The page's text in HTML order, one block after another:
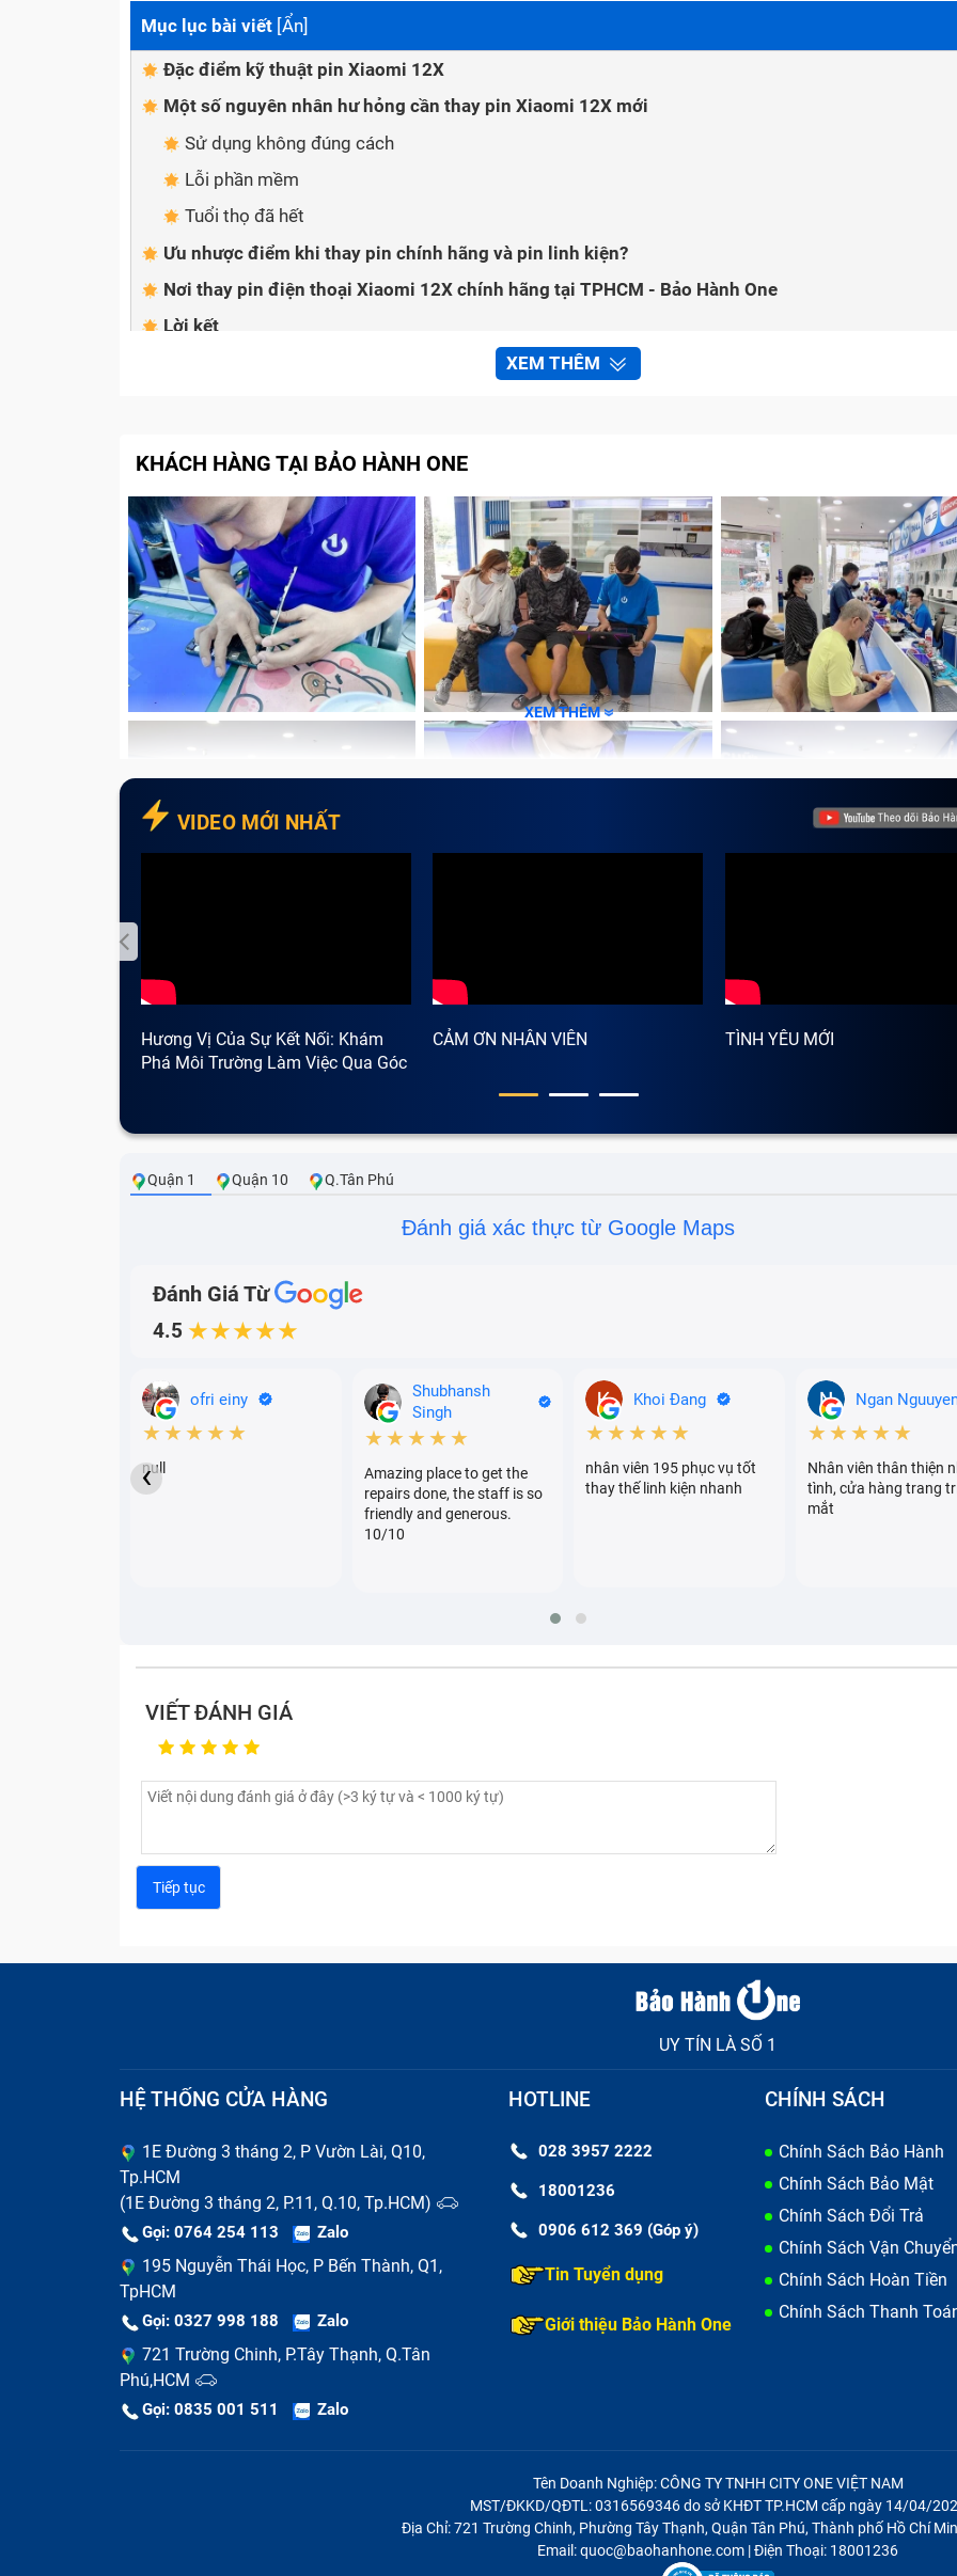
Mục lục bài viết [Ẩn]
Đặc điểm kỹ thuật pin Xiaomi 12X
Một số nguyên nhân hư hỏng cần thay pin Xiaomi 12X mới
Sử dụng không đúng cách
Lỗi phần mềm
Tuổi thọ đã hết
Ưu nhược điểm khi thay pin chính hãng và pin linh kiện?
Nơi thay pin điện thoại Xiaomi 12X chính hãng tại TPHCM - Bảo Hành One
Lời kết
Điện thoại Xiaomi 12X mới đây ra mắt cũng được trang bị viên pin dung lượng lớn còn hỗ trợ sạc
người dùng yên tâm khi sử dụng. Tuy nhiên, trong một số trường hợp viên pin điện thoại có thể gặp sự
hỏng. Vì vậy, bạn cần biết những đặc điểm kỹ thuật của pin nhằm giúp việcthay pin Xiaomi 12X
Đạt chuẩn an toàn pin của TÜV Rheinland
Một số nguyên nhân hư hỏng cần thay pin Xiaomi 12X mới
Xiaomi 12X là chiếc smartphone vừa được ra mắt cách đây không lâu với viên pin dung lượng
hẹn sẽ đem đến thời lượng sử dụng lâu dài cho người dùng. Tuy nhiên, với nhiều lý do khác nhau
Xiaomi cũng khó tránh khỏi các hư hỏng. Những nguyên phổ biến bạn cần biết để
Sử dụng không đúng cách
XEM THÊM
KHÁCH HÀNG TẠI BẢO HÀNH ONE
XEM THÊM
VIDEO MỚI NHẤT
Hương Vị Của Sự Kết Nối: Khám
Phá Môi Trường Làm Việc Qua Góc
CẢM ƠN NHÂN VIÊN TÌNH YÊU MỚI
Quận 1 Quận 10 Q.Tân Phú
Đánh giá xác thực từ Google Maps
Đánh Giá Từ
4.5 ★★★★★
ofri einy
★★★★★
null
Shubhansh
Singh
★★★★★
Amazing place to get the
repairs done, the staff is so
friendly and generous.
10/10
Khoi Đang
★★★★★
nhân viên 195 phục vụ tốt
thay thế linh kiện nhanh
Ngan
★★★★★
Nhân viên thân thiện
tình, cửa hàng trang
mắt
‹
VIẾT ĐÁNH GIÁ
UY TÍN LÀ SỐ 1
HỆ THỐNG CỬA HÀNG
1E Đường 3 tháng 2, P Vườn Lài, Q10,
Tp.HCM
(1E Đường 3 tháng 2, P.11, Q.10, Tp.HCM)
Gọi: 0764 254 113 Zalo
195 Nguyễn Thái Học, P Bến Thành, Q1,
TpHCM
Gọi: 0327 998 188 Zalo
721 Trường Chinh, P.Tây Thạnh, Q.Tân
Phú,HCM
Gọi: 0835 001 511 Zalo
HOTLINE
028 3957 2222
18001236
0906 612 369 (Góp ý)
Tin Tuyển dụng
Giới thiệu Bảo Hành One
CHÍNH SÁCH
Chính Sách Bảo Hành
Chính Sách Bảo Mật
Chính Sách Đổi Trả
Chính Sách Vận
Chính Sách Hoàn Tiền
Chính Sách Thanh
Tên Doanh Nghiệp: CÔNG TY TNHH CITY ONE VIỆT NAM
MST/ĐKKD/QĐTL: 0316569346 do sở KHĐT TP.HCM cấp ngày 14/04/
Địa Chỉ: 721 Trường Chinh, Phường Tây Thạnh, Quận Tân Phú, Thành phố Hồ Chí
Email: quoc@baohanhone.com | Điện Thoại: 18001236